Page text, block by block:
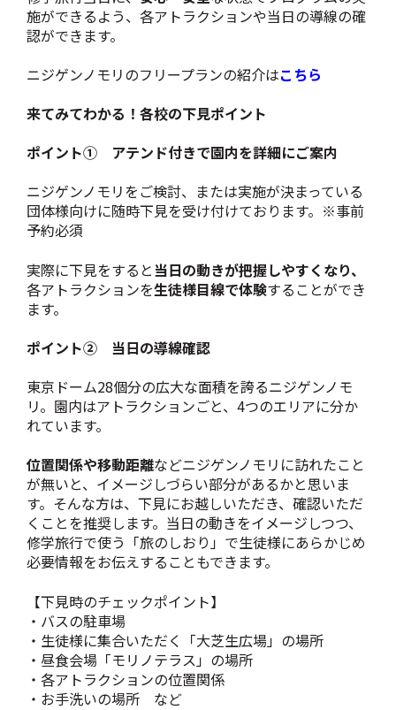
施ができるよう、各アトラクションや当日の導線の確
認ができます。
ニジゲンノモリのフリープランの紹介はこちら
来てみてわかる！各校の下見ポイント
ポイント① アテンド付きで園内を詳細にご案内
ニジゲンノモリをご検討、または実施が決まっている
団体様向けに随時下見を受け付けております。※事前
予約必須
実際に下見をすると 当日の動きが把握しやすくなり、
各アトラクションを生徒様目線で体験することができ
ます。
ポイント② 当日の導線確認
東京ドーム28個分の広大な面積を誇るニジゲンノモ
リ。園内はアトラクションごと、4つのエリアに分か
れています。
位置関係や移動距離などニジゲンノモリに訪れたこと
が無いと、イメージしづらい部分があるかと思いま
す。そんな方は、下見にお越しいただき、確認いただ
くことを推奨します。当日の動きをイメージしつつ、
修学旅行で使う「旅のしおり」で生徒様にあらかじめ
必要情報をお伝えすることもできます。
【下見時のチェックポイント】
・バスの駐車場
・生徒様に集合いただく「大芝生広場」の場所
・昼食会場「モリノテラス」の場所
・各アトラクションの位置関係
・お手洗いの場所 など